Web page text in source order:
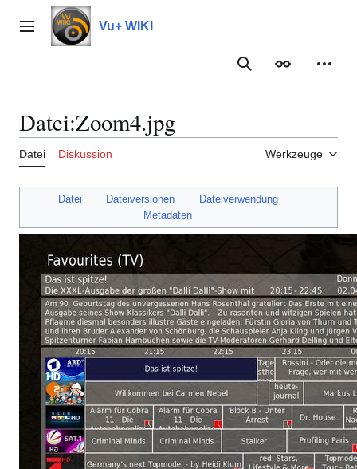
Inhalt
springenHauptmenü Vu+ WIKI
Suche
Datei:Zoom4.jpg
Datei Diskussion Werkzeuge
Datei Dateiversionen
Dateiverwendung
Metadaten